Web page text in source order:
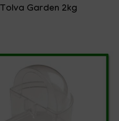
Tolva Garden 2kg